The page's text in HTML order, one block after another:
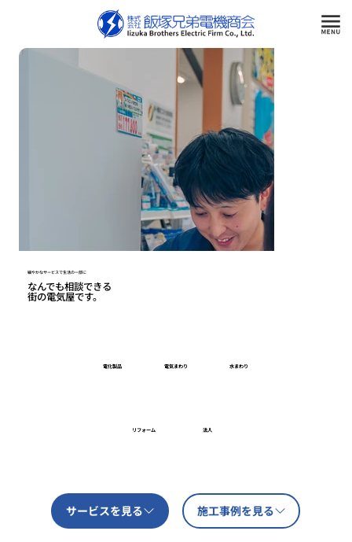
細やかなサービスで生活の一部に
なんでも相談できる
街の電気屋です。
電化製品 電気まわり 水まわり
リフォーム 法人
サービスを見る 施工事例を見る